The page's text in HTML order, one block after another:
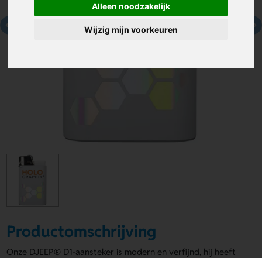
Alleen noodzakelijk
Wijzig mijn voorkeuren
Productomschrijving
Onze DJEEP® D1-aansteker is modern en verfijnd, hij heeft